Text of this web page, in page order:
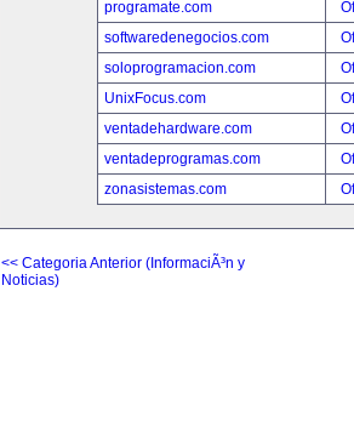
programate.com
softwaredenegocios.com
soloprogramacion.com
UnixFocus.com
ventadehardware.com
ventadeprogramas.com
zonasistemas.com
<< Categoria Anterior (InformaciÃ³n y
Noticias)